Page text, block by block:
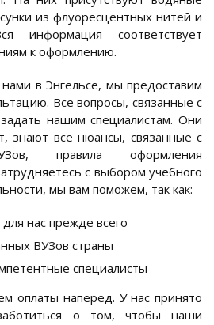
из флуоресцентных нитей и
информация соответствует
к оформлению.
в Энгельсе, мы предоставим
Все вопросы, связанные с
нашим специалистам. Они
знают все нюансы, связанные с
правила оформления
с выбором учебного
мы вам поможем, так как:
нас прежде всего
ВУЗов страны
специалисты
оплаты наперед. У нас принято
о том, чтобы наши